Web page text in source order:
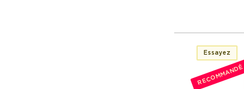
Essayez
RECOMMANDÉ